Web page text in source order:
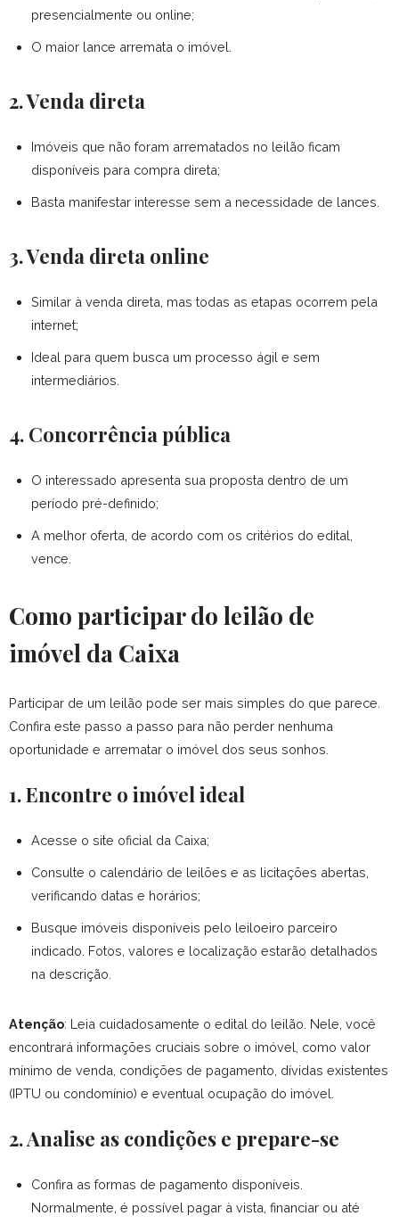
presencialmente ou online;
O maior lance arremata o imóvel.
2. Venda direta
Imóveis que não foram arrematados no leilão ficam
disponíveis para compra direta;
Basta manifestar interesse sem a necessidade de lances.
3. Venda direta online
Similar à venda direta, mas todas as etapas ocorrem pela
internet;
Ideal para quem busca um processo ágil e sem
intermediários.
4. Concorrência pública
O interessado apresenta sua proposta dentro de um
período pré-definido;
A melhor oferta, de acordo com os critérios do edital,
vence.
Como participar do leilão de
imóvel da Caixa
Participar de um leilão pode ser mais simples do que parece.
Confira este passo a passo para não perder nenhuma
oportunidade e arrematar o imóvel dos seus sonhos.
1. Encontre o imóvel ideal
Acesse o site oficial da Caixa;
Consulte o calendário de leilões e as licitações abertas,
verificando datas e horários;
Busque imóveis disponíveis pelo leiloeiro parceiro
indicado. Fotos, valores e localização estarão detalhados
na descrição.
Atenção: Leia cuidadosamente o edital do leilão. Nele, você
encontrará informações cruciais sobre o imóvel, como valor
mínimo de venda, condições de pagamento, dívidas existentes
(IPTU ou condomínio) e eventual ocupação do imóvel.
2. Analise as condições e prepare-se
Confira as formas de pagamento disponíveis.
Normalmente, é possível pagar à vista, financiar ou até